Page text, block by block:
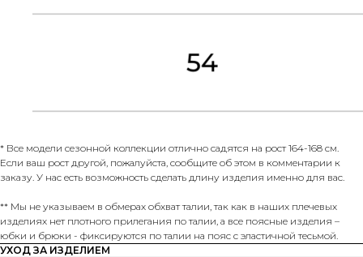
* Все модели сезонной коллекции отлично садятся на рост 164-168 см.
Если ваш рост другой, пожалуйста, сообщите об этом в комментарии к
заказу. У нас есть возможность сделать длину изделия именно для вас.
** Мы не указываем в обмерах обхват талии, так как в наших плечевых
изделиях нет плотного прилегания по талии, а все поясные изделия –
юбки и брюки - фиксируются по талии на пояс с эластичной тесьмой.
УХОД ЗА ИЗДЕЛИЕМ